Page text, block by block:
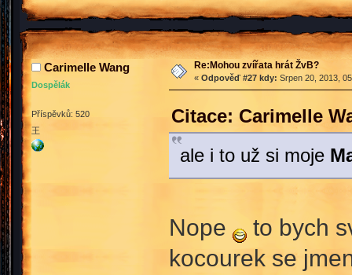
Carimelle Wang
Dospělák
Příspěvků: 520
王
Re:Mohou zvířata hrát ŽvB?
« Odpověď #27 kdy: Srpen 20, 2013,
Citace: Carimelle
ale i to už si moje
Nope
to bych
kocourek se